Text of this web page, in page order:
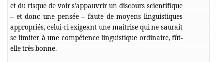
et du risque de voir s’appauvrir un discours scientifique
– et donc une pensée – faute de moyens linguistiques
appropriés, celui-ci exigeant une maitrise qui ne saurait
se limiter à une compétence linguistique ordinaire, fût-
elle très bonne.